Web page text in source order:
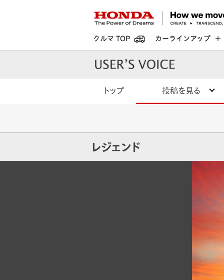
クルマ TOP カーラインアップ
トップ 投稿を見る
レジェンド